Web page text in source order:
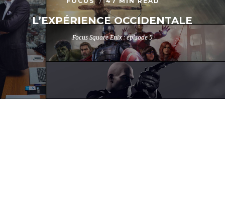
L’EXPÉRIENCE OCCIDENTALE
Focus Square Enix : épisode 5